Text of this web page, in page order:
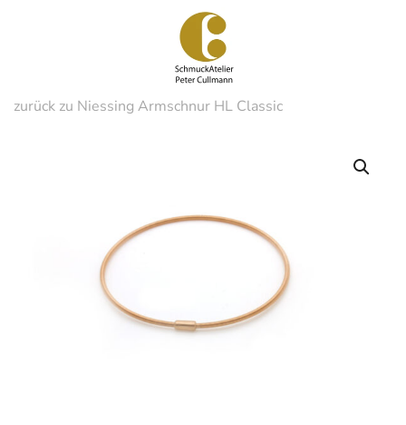
zurück zu Niessing Armschnur HL Classic